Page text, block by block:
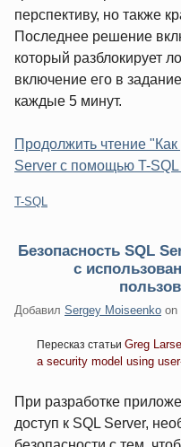
перспективу, но также
Последнее решение
который разблокирует
включение его в
каждые 5 минут.
Продолжить чтение "Как
Server с помощью T-
Категории:
T-SQL
Безопасность SQL
с
Добавил Sergey Moiseenko on
Пересказ статьи Greg
a security model using
При разработке
доступ к SQL Server,